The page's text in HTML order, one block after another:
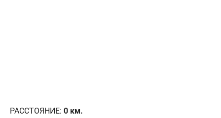
РАССТОЯНИЕ: 0 км.